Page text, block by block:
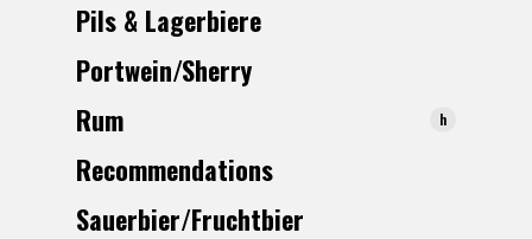
Pils & Lagerbiere
Portwein/Sherry
R
h
um
Recommendations
Sauerbier/Fruchtbier